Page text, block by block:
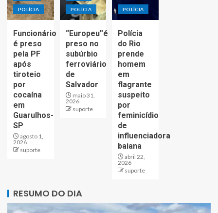
POLÍCIA
Funcionário
é preso
pela PF
após
tiroteio
por
cocaína
em
Guarulhos-
SP
agosto 1,
2026
suporte
POLÍCIA
“Europeu”é
preso no
subúrbio
ferroviário
de
Salvador
maio 31,
2026
suporte
POLÍCIA
Polícia
do Rio
prende
homem
em
flagrante
suspeito
por
feminicídio
de
influenciadora
baiana
abril 22,
2026
suporte
RESUMO DO DIA